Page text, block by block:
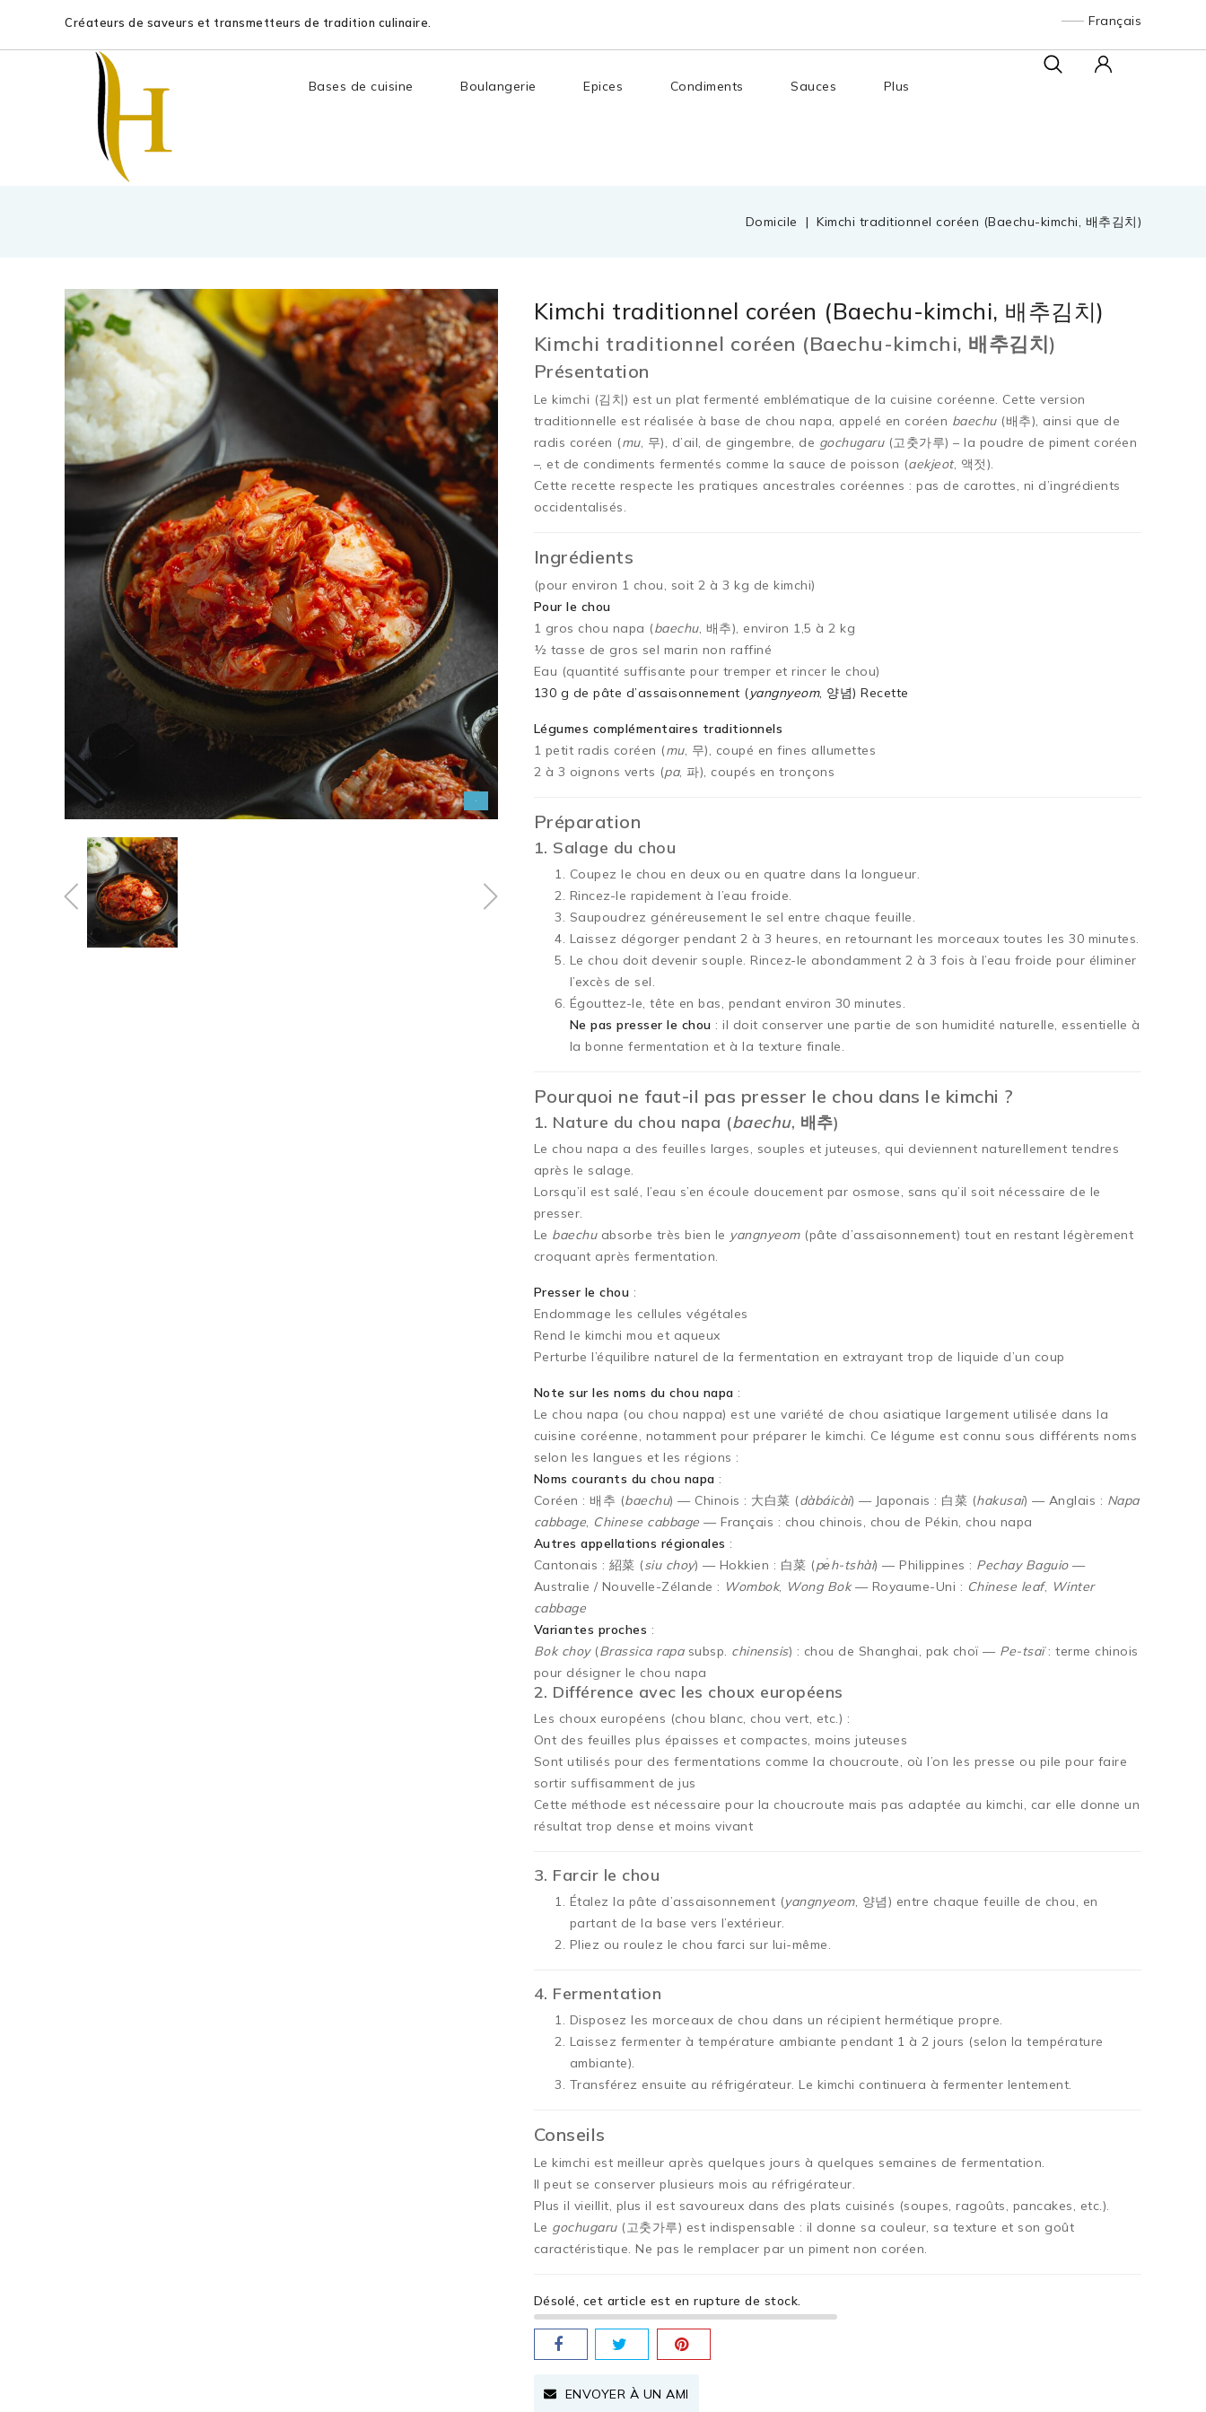
Créateurs de saveurs et transmetteurs de tradition culinaire. Français
Bases de cuisine Boulangerie Epices Condiments Sauces Plus
Domicile Kimchi traditionnel coréen (Baechu-kimchi, 배추김치)
Kimchi traditionnel coréen (Baechu-kimchi, 배추김치)
Kimchi traditionnel coréen (Baechu-kimchi, 배추김치)
Présentation
Le kimchi (김치) est un plat fermenté emblématique de la cuisine coréenne. Cette version
traditionnelle est réalisée à base de chou napa, appelé en coréen baechu(배추), ainsi que de
radis coréen (mu, 무), d’ail, de gingembre, de gochugaru(고춧가루) – la poudre de piment coréen
–, et de condiments fermentés comme la sauce de poisson (aekjeot, 액젓).
Cette recette respecte les pratiques ancestrales coréennes : pas de carottes, ni d’ingrédients
occidentalisés.
Ingrédients
(pour environ 1 chou, soit 2 à 3 kg de kimchi)
Pour le chou
1 gros chou napa (baechu, 배추), environ 1,5 à 2 kg
½ tasse de gros sel marin non raffiné
Eau (quantité suffisante pour tremper et rincer le chou)
130 g de pâte d’assaisonnement (yangnyeom, 양념) Recette
Légumes complémentaires traditionnels
1 petit radis coréen (mu, 무), coupé en fines allumettes
2 à 3 oignons verts (pa, 파), coupés en tronçons
Préparation
1. Salage du chou
Coupez le chou en deux ou en quatre dans la longueur.
Rincez-le rapidement à l’eau froide.
Saupoudrez généreusement le sel entre chaque feuille.
Laissez dégorger pendant 2 à 3 heures, en retournant les morceaux toutes les 30 minutes.
Le chou doit devenir souple. Rincez-le abondamment 2 à 3 fois à l’eau froide pour éliminer
l’excès de sel.
Égouttez-le, tête en bas, pendant environ 30 minutes.
Ne pas presser le chou : il doit conserver une partie de son humidité naturelle, essentielle à
la bonne fermentation et à la texture finale.
Pourquoi ne faut-il pas presser le chou dans le kimchi ?
1. Nature du chou napa (baechu, 배추)
Le chou napa a des feuilles larges, souples et juteuses, qui deviennent naturellement tendres
après le salage.
Lorsqu’il est salé, l’eau s’en écoule doucement par osmose, sans qu’il soit nécessaire de le
presser.
Le baechuabsorbe très bien le yangnyeom(pâte d’assaisonnement) tout en restant légèrement
croquant après fermentation.
Presser le chou :
Endommage les cellules végétales
Rend le kimchi mou et aqueux
Perturbe l’équilibre naturel de la fermentation en extrayant trop de liquide d’un coup
Note sur les noms du chou napa :
Le chou napa (ou chou nappa) est une variété de chou asiatique largement utilisée dans la
cuisine coréenne, notamment pour préparer le kimchi. Ce légume est connu sous différents noms
selon les langues et les régions :
Noms courants du chou napa :
Coréen : 배추 (baechu) — Chinois : 大白菜 (dàbáicài) — Japonais : 白菜 (hakusai) — Anglais : Napa
cabbage, Chinese cabbage — Français : chou chinois, chou de Pékin, chou napa
Autres appellations régionales :
Cantonais : 紹菜 (siu choy) — Hokkien : 白菜 (pe̍h-tshài) — Philippines : Pechay Baguio—
Australie / Nouvelle-Zélande : Wombok, Wong Bok— Royaume-Uni : Chinese leaf, Winter
cabbage
Variantes proches :
Bok choy(Brassica rapasubsp. chinensis) : chou de Shanghai, pak choï — Pe-tsaï: terme chinois
pour désigner le chou napa
2. Différence avec les choux européens
Les choux européens (chou blanc, chou vert, etc.) :
Ont des feuilles plus épaisses et compactes, moins juteuses
Sont utilisés pour des fermentations comme la choucroute, où l’on les presse ou pile pour faire
sortir suffisamment de jus
Cette méthode est nécessaire pour la choucroute mais pas adaptée au kimchi, car elle donne un
résultat trop dense et moins vivant
3. Farcir le chou
Étalez la pâte d’assaisonnement (yangnyeom, 양념) entre chaque feuille de chou, en
partant de la base vers l’extérieur.
Pliez ou roulez le chou farci sur lui-même.
4. Fermentation
Disposez les morceaux de chou dans un récipient hermétique propre.
Laissez fermenter à température ambiante pendant 1 à 2 jours (selon la température
ambiante).
Transférez ensuite au réfrigérateur. Le kimchi continuera à fermenter lentement.
Conseils
Le kimchi est meilleur après quelques jours à quelques semaines de fermentation.
Il peut se conserver plusieurs mois au réfrigérateur.
Plus il vieillit, plus il est savoureux dans des plats cuisinés (soupes, ragoûts, pancakes, etc.).
Le gochugaru(고춧가루) est indispensable : il donne sa couleur, sa texture et son goût
caractéristique. Ne pas le remplacer par un piment non coréen.
Désolé, cet article est en rupture de stock.
ENVOYER À UN AMI